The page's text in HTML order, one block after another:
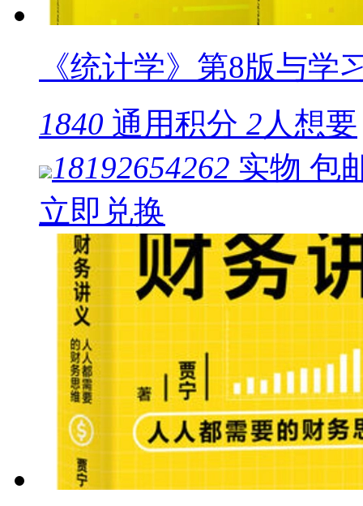
《统计学》第8版与学
1840 通用积分 2人想要
18192654262 实物 包
立即兑换